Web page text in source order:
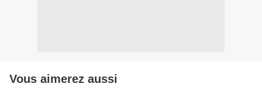
Vous aimerez aussi